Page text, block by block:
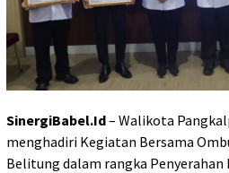
SinergiBabel.Id– Walikota
menghadiri Kegiatan Bersama
Belitung dalam rangka Penyerahan